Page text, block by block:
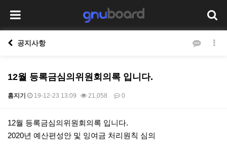
공지사항
12월 등록금심의위원회의록 입니다.
홈지기 19-12-23 13:09 21,058 0
본문
12월 등록금심의위원회의록 입니다.
2020년 예산편성안 및 잉여금 처리원칙 심의